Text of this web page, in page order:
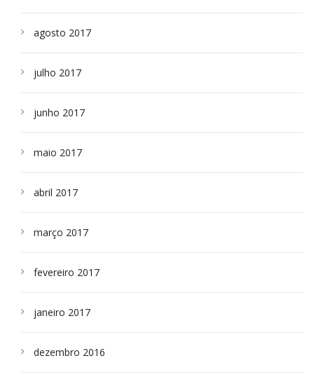
agosto 2017
julho 2017
junho 2017
maio 2017
abril 2017
março 2017
fevereiro 2017
janeiro 2017
dezembro 2016